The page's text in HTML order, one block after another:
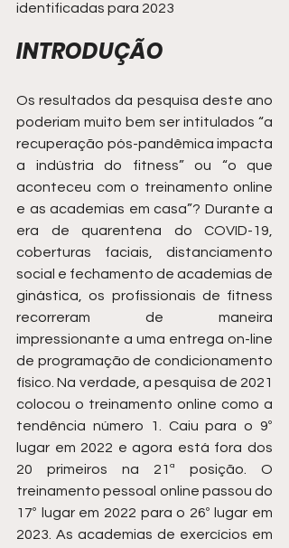
identificadas para 2023
INTRODUÇÃO
Os resultados da pesquisa deste ano
poderiam muito bem ser intitulados “a
recuperação pós-pandêmica impacta
a indústria do fitness” ou “o que
aconteceu com o treinamento online
e as academias em casa”? Durante a
era de quarentena do COVID-19,
coberturas faciais, distanciamento
social e fechamento de academias de
ginástica, os profissionais de fitness
recorreram de maneira
impressionante a uma entrega on-line
de programação de condicionamento
físico. Na verdade, a pesquisa de 2021
colocou o treinamento online como a
tendência número 1. Caiu para o 9º
lugar em 2022 e agora está fora dos
20 primeiros na 21ª posição. O
treinamento pessoal online passou do
17º lugar em 2022 para o 26º lugar em
2023. As academias de exercícios em